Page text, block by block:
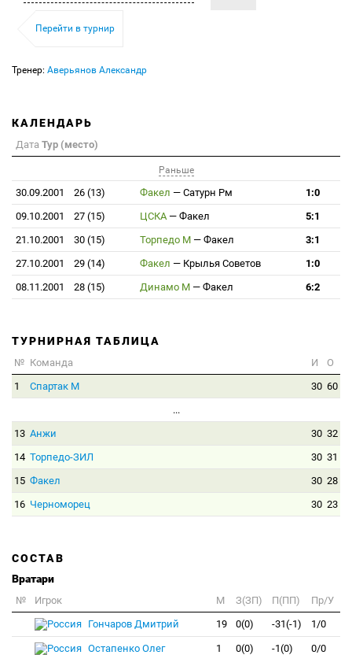
Перейти в турнир
Тренер: Аверьянов Александр
КАЛЕНДАРЬ
Дата Тур (место)
Раньше
30.09.2001 26 (13) Факел — Сатурн Рм
1:0
09.10.2001
27 (15) ЦСКА— Факел
5:1
21.10.2001
30 (15) Торпедо М — Факел
3:1
27.10.2001
29 (14) Факел — Крылья Советов
1:0
08.11.2001
28 (15) Динамо М — Факел 6:2
ТУРНИРНАЯ ТАБЛИЦА
№ Команда И
О
1
Спартак М 30 60
...
13 Анжи 30 32
14 Торпедо-ЗИЛ 30 31
15 Факел 30 28
16 Черноморец 30 23
СОСТАВ
Вратари
№ Игрок M З(ЗП) П(ПП)
Пр/У
Гончаров Дмитрий
19 0(0) -31(-1) 1/0
Остапенко Олег 1 0(0) -1(0) 0/0